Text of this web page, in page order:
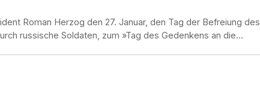
Roman Herzog den 27. Januar, den Tag der Befreiung des
russische Soldaten, zum »Tag des Gedenkens an die…